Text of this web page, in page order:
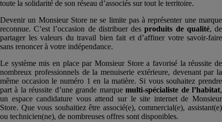
toute la solidarité de son réseau d’associés sur tout le territoire.
Devenir un Monsieur Store ne se limite pas à représenter une marque
reconnue. C’est l’occasion de distribuer desproduits de qualité, de
partager les valeurs du travail bien fait et d’affiner votre savoir-faire
sans renoncer à votre indépendance.
Le système mis en place par Monsieur Store a favorisé la réussite de
nombreux professionnels de la menuiserie extérieure, devenant par la
même occasion le numéro 1 en la matière. Si vous souhaitez prendre
part à la réussite d’une grande marquemulti-spécialiste de l’habitat,
un espace candidature vous attend sur le site internet de Monsieur
Store. Que vous souhaitiez être associé(e), commercial(e), assistant(e)
ou technicien(ne), de nombreuses offres sont disponibles.